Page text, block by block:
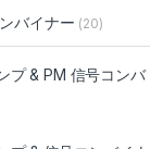
バイナー (20)
プ & PM 信号コンバ